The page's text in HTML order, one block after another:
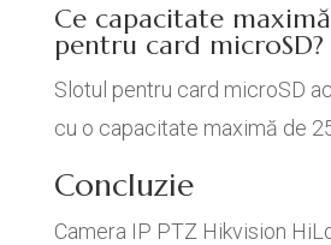
Ce capacitate
pentru card microSD?
Slotul pentru card microSD
cu o capacitate maximă de
Concluzie
Camera IP PTZ Hikvision